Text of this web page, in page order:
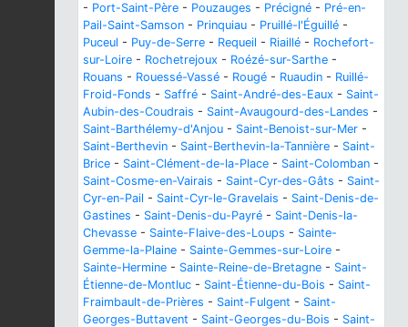
- Port-Saint-Père - Pouzauges - Précigné - Pré-en-
Pail-Saint-Samson - Prinquiau - Pruillé-l'Éguillé -
Puceul - Puy-de-Serre - Requeil - Riaillé - Rochefort-
sur-Loire - Rochetrejoux - Roézé-sur-Sarthe -
Rouans - Rouessé-Vassé - Rougé - Ruaudin - Ruillé-
Froid-Fonds - Saffré - Saint-André-des-Eaux - Saint-
Aubin-des-Coudrais - Saint-Avaugourd-des-Landes -
Saint-Barthélemy-d'Anjou - Saint-Benoist-sur-Mer -
Saint-Berthevin - Saint-Berthevin-la-Tannière - Saint-
Brice - Saint-Clément-de-la-Place - Saint-Colomban -
Saint-Cosme-en-Vairais - Saint-Cyr-des-Gâts - Saint-
Cyr-en-Pail - Saint-Cyr-le-Gravelais - Saint-Denis-de-
Gastines - Saint-Denis-du-Payré - Saint-Denis-la-
Chevasse - Sainte-Flaive-des-Loups - Sainte-
Gemme-la-Plaine - Sainte-Gemmes-sur-Loire -
Sainte-Hermine - Sainte-Reine-de-Bretagne - Saint-
Étienne-de-Montluc - Saint-Étienne-du-Bois - Saint-
Fraimbault-de-Prières - Saint-Fulgent - Saint-
Georges-Buttavent - Saint-Georges-du-Bois - Saint-